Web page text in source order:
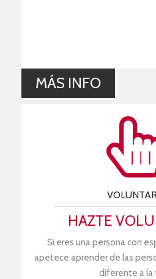
MÁS INFO
HAZTE
Si eres una persona con
apetece aprender de las
diferente a la